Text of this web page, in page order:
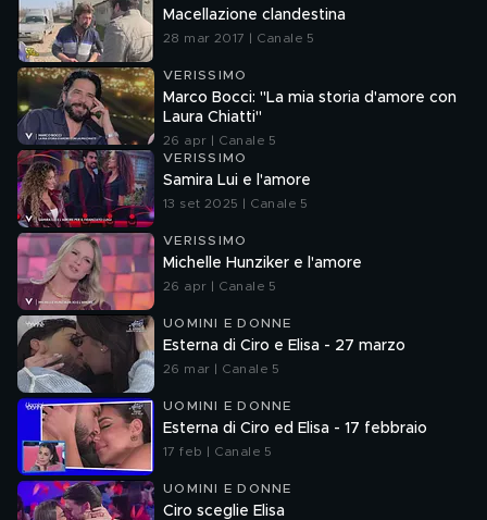
Macellazione clandestina
28 mar 2017 | Canale 5
VERISSIMO
Marco Bocci: "La mia storia d'amore con
Laura Chiatti"
26 apr | Canale 5
VERISSIMO
Samira Lui e l'amore
13 set 2025 | Canale 5
VERISSIMO
Michelle Hunziker e l'amore
26 apr | Canale 5
UOMINI E DONNE
Esterna di Ciro e Elisa - 27 marzo
26 mar | Canale 5
UOMINI E DONNE
Esterna di Ciro ed Elisa - 17 febbraio
17 feb | Canale 5
UOMINI E DONNE
Ciro sceglie Elisa